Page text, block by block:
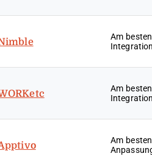
Am
Integration
Am
Integration
Am